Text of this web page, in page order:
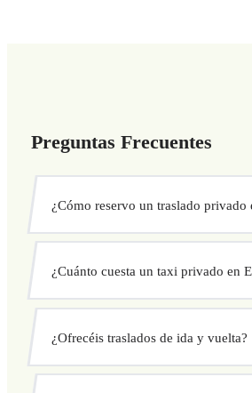
Preguntas Frecuentes
¿Cómo reservo un traslado privado
Usa nuestro formulario de reserva para
tu traslado al instante. Elige recogida y
¿Cuánto cuesta un taxi privado en
cerrado antes de salir. Sin cargos ocultos
Consulta tu precio al instante en el
¿Ofrecéis traslados de ida y vuelta?